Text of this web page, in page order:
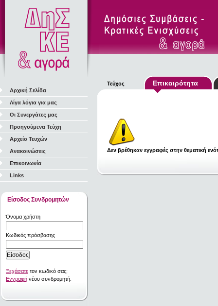
Αρχική Σελίδα
Λίγα λόγια για μας
Οι Συνεργάτες μας
Προηγούμενα Τεύχη
Αρχείο Τευχών
Ανακοινώσεις
Επικοινωνία
Links
Είσοδος Συνδρομητών
Όνομα χρήστη
Κωδικός πρόσβασης
Ξεχάσατε τον κωδικό σας;
Εγγραφή νέου συνδρομητή.
Τεύχος Επικαιρότητα
Δεν βρέθηκαν εγγραφές στην θεματική